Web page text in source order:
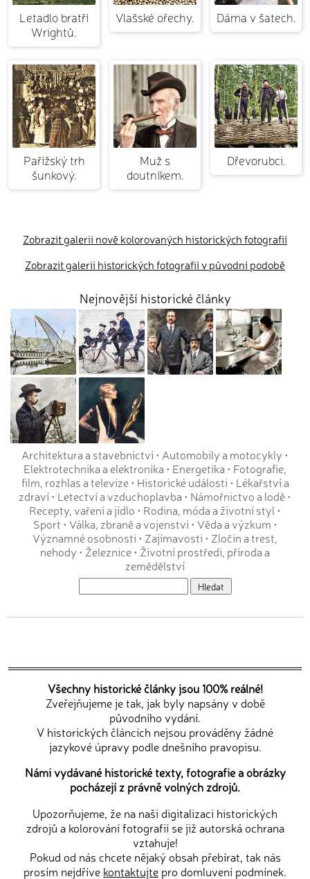
Letadlo bratří
Wrightů.
Vlašské ořechy. Dáma v šatech.
Pařížský trh
šunkový.
Muž s
doutníkem.
Dřevorubci.
Zobrazit galerii nově kolorovaných historických fotografií
Zobrazit galerii historických fotografií v původní podobě
Nejnovější historické články
Architektura a stavebnictví• Automobily a motocykly •
Elektrotechnika a elektronika • Energetika • Fotografie,
film, rozhlas a televize• Historické události • Lékařství a
zdraví• Letectví a vzduchoplavba • Námořnictvo a lodě•
Recepty, vaření a jídlo • Rodina, móda a životní styl •
Sport • Válka, zbraně a vojenství• Věda a výzkum •
Významné osobnosti • Zajímavosti • Zločin a trest,
nehody • Železnice• Životní prostředí, příroda a
zemědělství
Všechny historické články jsou 100% reálné!
Zveřejňujeme je tak, jak byly napsány v době
původního vydání.
V historických článcích nejsou prováděny žádné
jazykové úpravy podle dnešního pravopisu.
Námi vydávané historické texty, fotografie a obrázky
pocházejí z právně volných zdrojů.
Upozorňujeme, že na naši digitalizaci historických
zdrojů a kolorování fotografií se již autorská ochrana
vztahuje!
Pokud od nás chcete nějaký obsah přebírat, tak nás
prosím nejdříve kontaktujte pro domluvení podmínek.